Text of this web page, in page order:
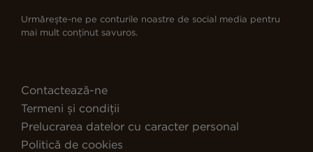
Urmărește-ne pe conturile noastre de social media pentru
mai mult conținut savuros.
Contactează-ne
Termeni și condiții
Prelucrarea datelor cu caracter personal
Politică de cookies